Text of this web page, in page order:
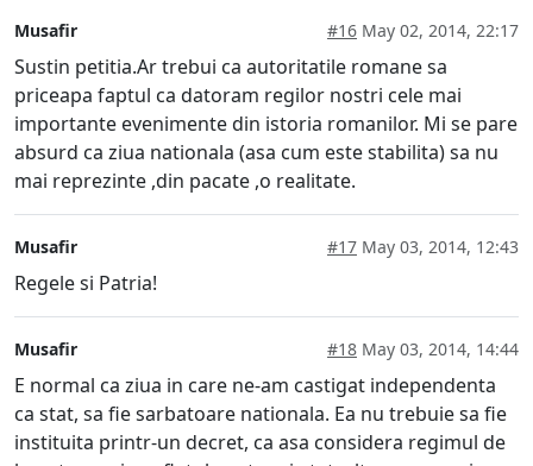
Musafir #16 May 02, 2014, 22:17
Sustin petitia.Ar trebui ca autoritatile romane sa
priceapa faptul ca datoram regilor nostri cele mai
importante evenimente din istoria romanilor. Mi se pare
absurd ca ziua nationala (asa cum este stabilita) sa nu
mai reprezinte ,din pacate ,o realitate.
Musafir #17 May 03, 2014, 12:43
Regele si Patria!
Musafir #18 May 03, 2014, 14:44
E normal ca ziua in care ne-am castigat independenta
ca stat, sa fie sarbatoare nationala. Ea nu trebuie sa fie
instituita printr-un decret, ca asa considera regimul de